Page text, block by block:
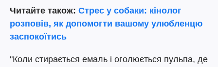
Читайте також: Стрес у собаки: кінолог
розповів, як допомогти вашому улюбленцю
заспокоїтись
"Коли стирається емаль і оголюється пульпа, де